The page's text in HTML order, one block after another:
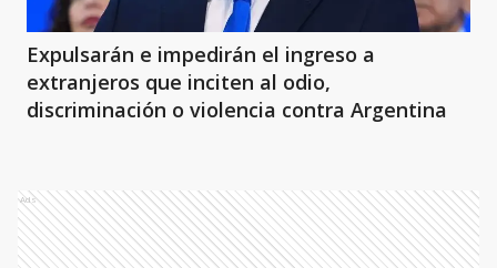
Expulsarán e impedirán el ingreso a
extranjeros que inciten al odio,
discriminación o violencia contra Argentina
Ads